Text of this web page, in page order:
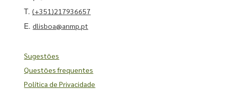
T.(+351)217936657
E.dlisboa@anmp.pt
Sugestões
Questões frequentes
Política de Privacidade